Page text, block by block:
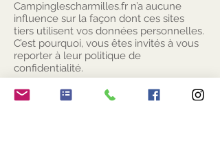
Campinglescharmilles.fr n’a aucune
influence sur la façon dont ces sites
tiers utilisent vos données personnelles.
C’est pourquoi, vous êtes invités à vous
reporter à leur politique de
confidentialité.
MODIFICATION DE CETTE POLITIQUE
DE CONFIDENTIALITÉ